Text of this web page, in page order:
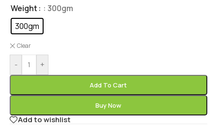
Weight
: 300gm
300gm
Clear
- +
Add To Cart
Buy Now
Add to wishlist